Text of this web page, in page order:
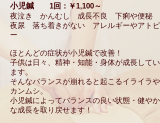
小児鍼
1回：￥1,100～
夜泣き かんむし 成長不良 下痢や便秘
夜尿 落ち着きがない アレルギーやアトピ
ー
ほとんどの症状が小児鍼で改善！
子供は日々、精神・知能・身体が成長してい
ます。
そんなバランスが崩れると起こるイライラや
カンムシ。
小児鍼によってバランスの良い状態・健やか
な成長を取り戻せます！